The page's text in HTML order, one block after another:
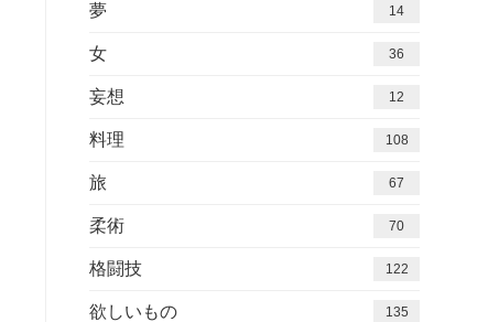
夢 14
女 36
妄想 12
料理 108
旅 67
柔術 70
格闘技 122
欲しいもの 135